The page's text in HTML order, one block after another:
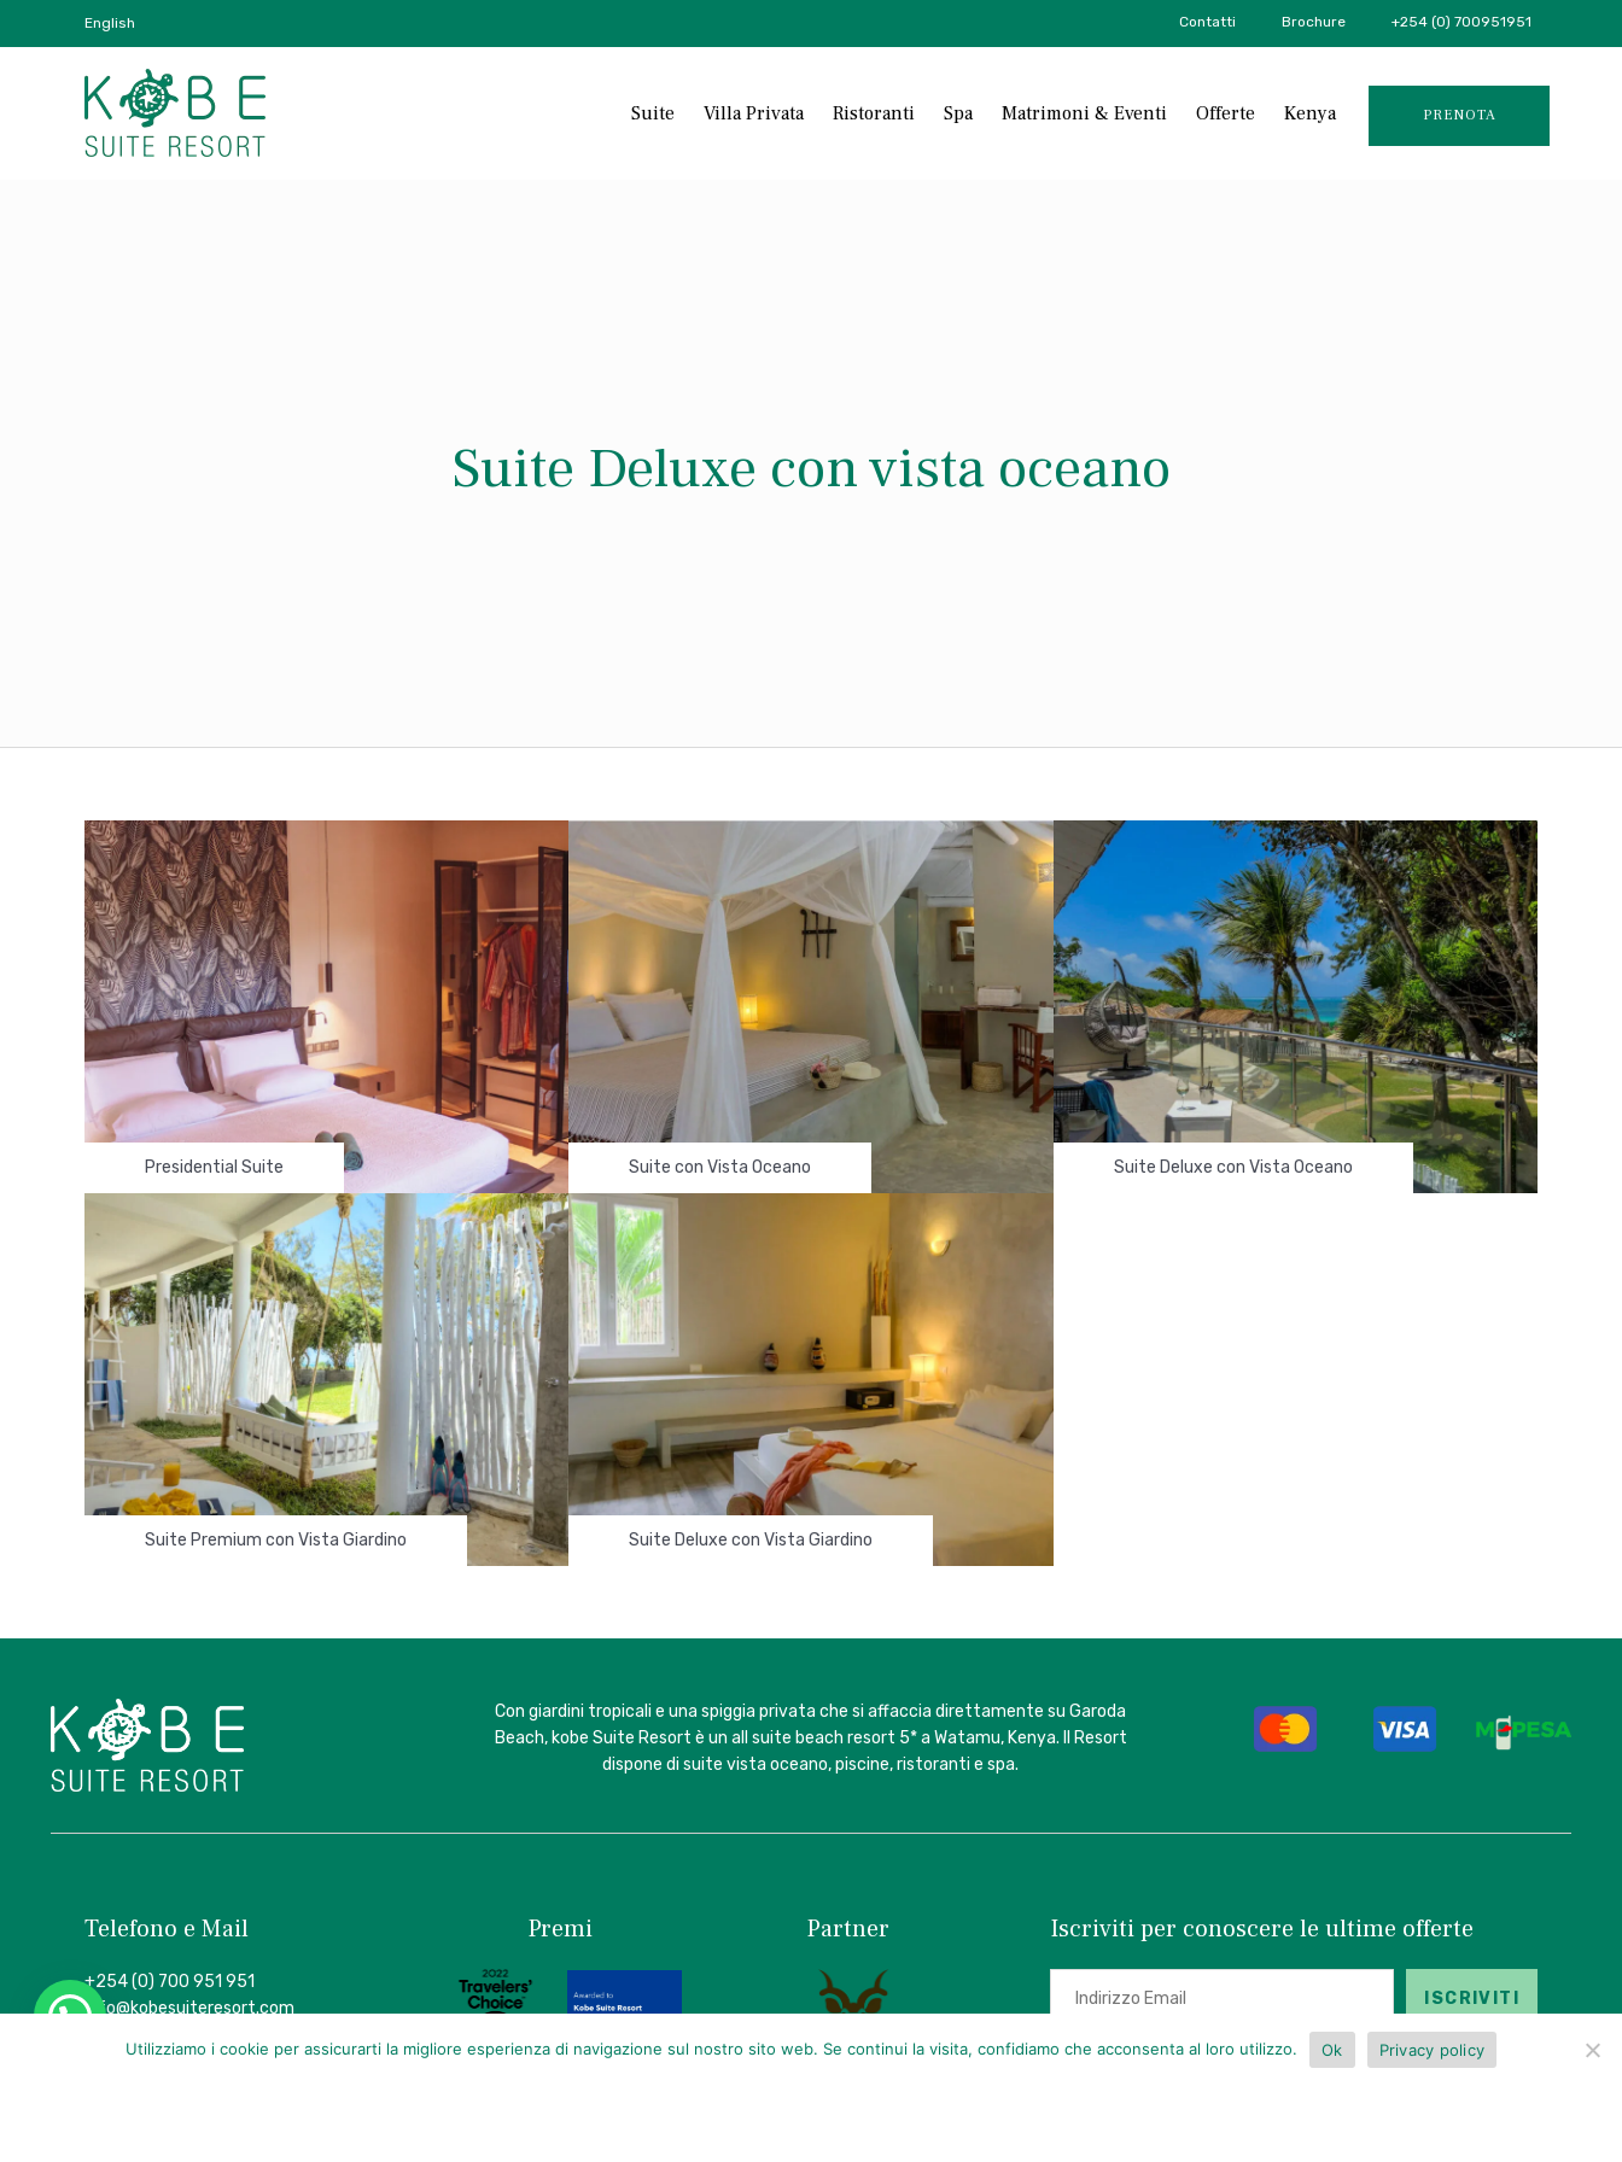
English Contatti Brochure +254 (0) 700951951
Skip
content
Suite Villa Privata Ristoranti Spa Matrimoni & Eventi Offerte Kenya PRENOTA
Suite Deluxe con vista oceano
Presidential Suite
Suite con Vista Oceano
Situate nel giardino principale, le suite
di 55 mq con vista sull'oceano sono
dotate di letto king-size e arredate in…
SELEZIONA QUESTA CAMERA
Suite con Vista Oceano
Suite Deluxe con Vista
Oceano
Situate nel giardino principale, le
deluxe suite di 85 mq con vista fronte
oceano, ubicate al primo piano, sono
dotate…
SELEZIONA QUESTA CAMERA
Suite Deluxe con Vista Oceano
Suite Premium con Vista Giardino
Suite Deluxe con Vista
Giardino
Suite di 85 mq, con letto king-size,
arredate in stile moderno e africano.
Eleganti spazi aperti caratterizzati da
luce naturale…
SELEZIONA QUESTA CAMERA
Suite Deluxe con Vista Giardino
Con giardini tropicali e una spiggia privata che si affaccia direttamente su Garoda
Beach, kobe Suite Resort è un all suite beach resort 5* a Watamu, Kenya. Il Resort
dispone di suite vista oceano, piscine, ristoranti e spa.
Telefono e Mail
+254 (0) 700 951 951
info@kobesuiteresort.com
Premi Partner Iscriviti per conoscere le ultime offerte
Accettando, autorizzo l'uso dati, come specificato neiTermini e
Utilizziamo i cookie per assicurarti la migliore esperienza di navigazione sul nostro sito web. Se continui la visita, confidiamo che acconsenta al loro utilizzo. Ok Privacy policy